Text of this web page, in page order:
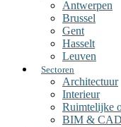
Antwerpen
Brussel
Gent
Hasselt
Leuven
Sectoren
Architectuur
Interieur
Ruimtelijke
BIM & CAD